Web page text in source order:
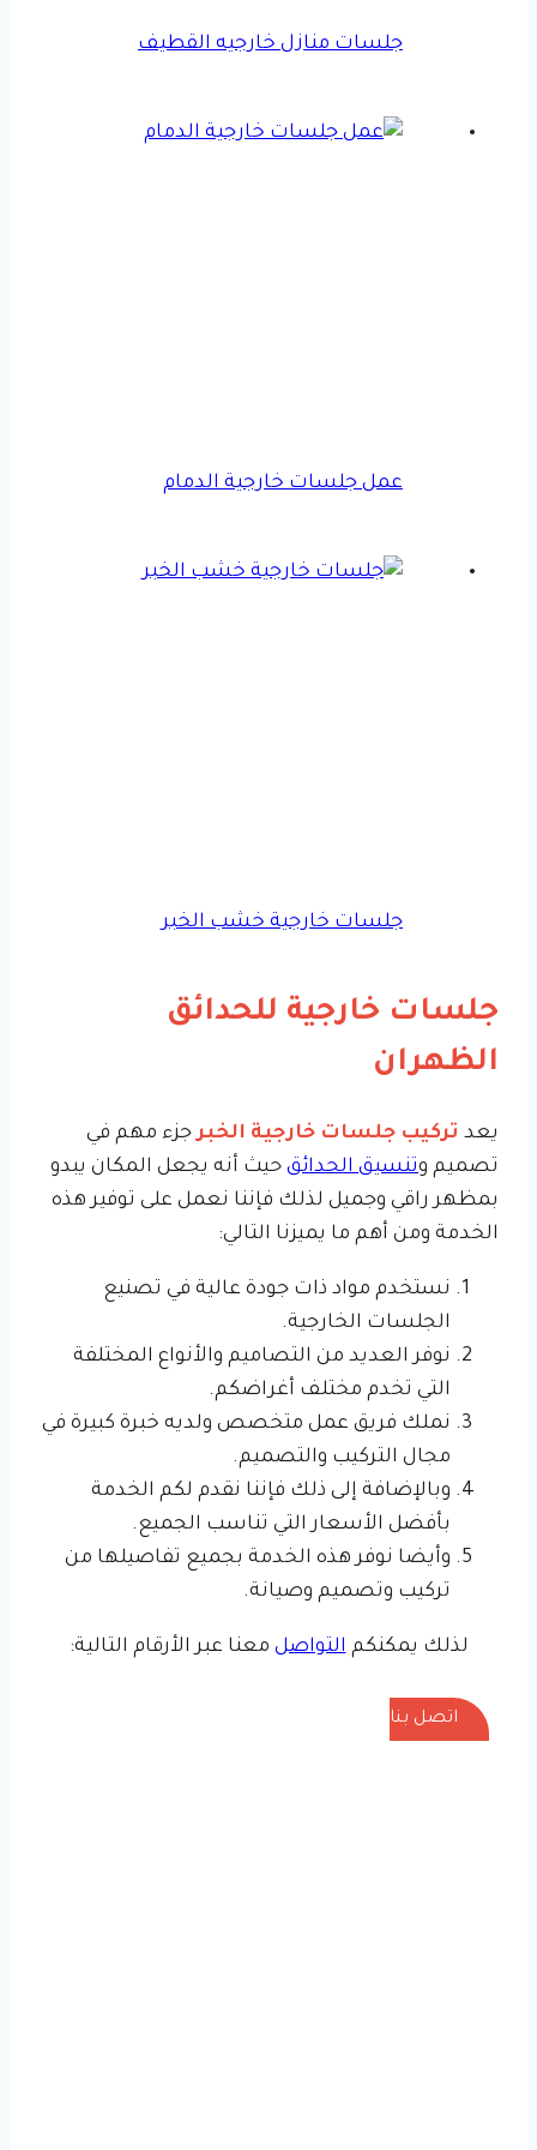
جلسات منازل خارجيه القطيف
عمل جلسات خارجية الدمام
جلسات خارجية خشب الخبر
جلسات خارجية للحدائق
الظهران
يعد تركيب جلسات خارجية الخبرجزء مهم في
تصميم وتنسيق الحدائق حيث أنه يجعل المكان يبدو
بمظهر راقي وجميل لذلك فإننا نعمل على توفير هذه
الخدمة ومن أهم ما يميزنا التالي:
نستخدم مواد ذات جودة عالية في تصنيع
الجلسات الخارجية.
نوفر العديد من التصاميم والأنواع المختلفة
التي تخدم مختلف أغراضكم.
نملك فريق عمل متخصص ولديه خبرة كبيرة في
مجال التركيب والتصميم.
وبالإضافة إلى ذلك فإننا نقدم لكم الخدمة
بأفضل الأسعار التي تناسب الجميع.
وأيضا نوفر هذه الخدمة بجميع تفاصيلها من
تركيب وتصميم وصيانة.
لذلك يمكنكمالتواصل معنا عبر الأرقام التالية:
اتصل بنا